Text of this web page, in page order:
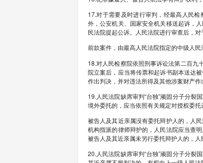
（1）多次参与“
（2）在“台独”
（4）其他积极参
6.实施本意见第
重、情节特别恶
管制或者剥夺政
7.以将台湾从中